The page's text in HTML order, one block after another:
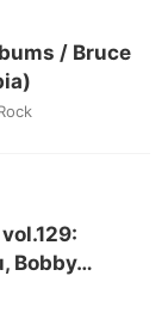
/ Bruce
Bobby…